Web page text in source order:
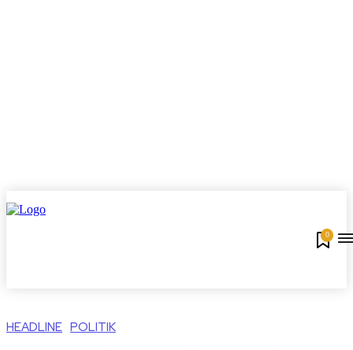
0
HEADLINE POLITIK